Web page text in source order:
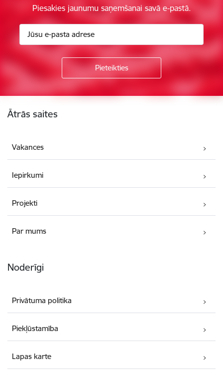
Piesakies jaunumu saņemšanai savā e-pastā.
Ātrās saites
Vakances
Iepirkumi
Projekti
Par mums
Noderīgi
Privātuma politika
Piekļūstamība
Lapas karte